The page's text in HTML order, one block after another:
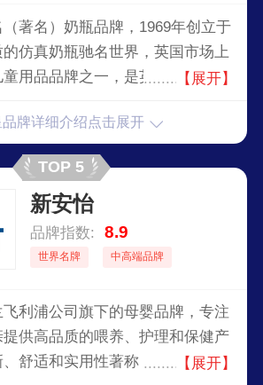
著名）奶瓶品牌，1969年创立于
仿真奶瓶驰名世界，英国市场上
用品品牌之一，是英国领先的婴
护理用品。品牌以创新设计、实用
称，为全球父母提供可靠的育儿产
海家化通过公司历史上最大规模的
星收入麾下。
【展开】
牌详细介绍点击展开
TOP 5
新安怡
品牌指数: 8.9
世界名牌 中高端品牌
利浦公司旗下的母婴品牌，专注
供高品质的喂养、护理和保健产
舒适和实用性著称，产品线包括
【展开】